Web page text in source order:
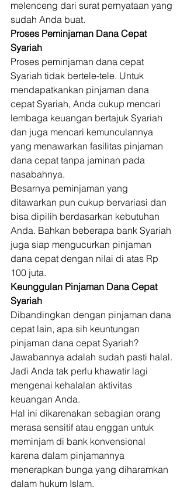
melenceng dari surat pernyataan yang
sudah Anda buat.
Proses Peminjaman Dana Cepat
Syariah
Proses peminjaman dana cepat
Syariah tidak bertele-tele. Untuk
mendapatkankan pinjaman dana
cepat Syariah, Anda cukup mencari
lembaga keuangan bertajuk Syariah
dan juga mencari kemunculannya
yang menawarkan fasilitas pinjaman
dana cepat tanpa jaminan pada
nasabahnya.
Besarnya peminjaman yang
ditawarkan pun cukup bervariasi dan
bisa dipilih berdasarkan kebutuhan
Anda. Bahkan beberapa bank Syariah
juga siap mengucurkan pinjaman
dana cepat dengan nilai di atas Rp
100 juta.
Keunggulan Pinjaman Dana Cepat
Syariah
Dibandingkan dengan pinjaman dana
cepat lain, apa sih keuntungan
pinjaman dana cepat Syariah?
Jawabannya adalah sudah pasti halal.
Jadi Anda tak perlu khawatir lagi
mengenai kehalalan aktivitas
keuangan Anda.
Hal ini dikarenakan sebagian orang
merasa sensitif atau enggan untuk
meminjam di bank konvensional
karena dalam pinjamannya
menerapkan bunga yang diharamkan
dalam hukum Islam.